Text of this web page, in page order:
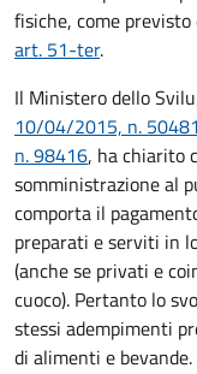
fisiche, come previsto
art. 51-ter.
Il Ministero dello
10/04/2015, n. 50481
n. 98416, ha chiarito
somministrazione al
comporta il
preparati e serviti in
(anche se privati e
cuoco). Pertanto lo
stessi adempimenti
di alimenti e bevande.